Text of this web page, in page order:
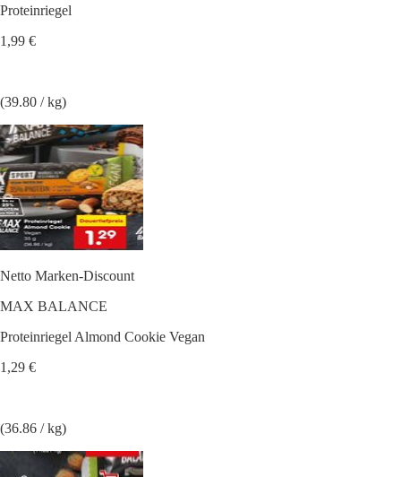
Proteinriegel
1,99 €
(39.80 / kg)
Netto Marken-Discount
MAX BALANCE
Proteinriegel Almond Cookie Vegan
1,29 €
(36.86 / kg)